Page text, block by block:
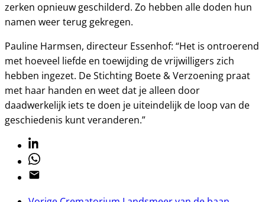
zerken opnieuw geschilderd. Zo hebben alle doden hun
namen weer terug gekregen.
Pauline Harmsen, directeur Essenhof: “Het is ontroerend
met hoeveel liefde en toewijding de vrijwilligers zich
hebben ingezet. De Stichting Boete & Verzoening praat
met haar handen en weet dat je alleen door
daadwerkelijk iets te doen je uiteindelijk de loop van de
geschiedenis kunt veranderen.”
Linkedin
Whatsapp
Email